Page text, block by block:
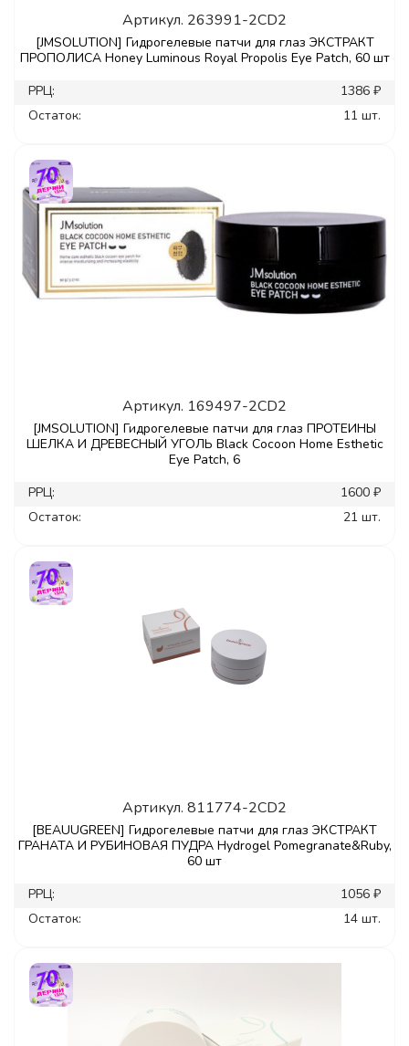
Артикул. 263991-2CD2
[JMSOLUTION] Гидрогелевые патчи для глаз ЭКСТРАКТ
ПРОПОЛИСА Honey Luminous Royal Propolis Eye Patch, 60 шт
РРЦ:
1386 ₽
Остаток:
11 шт.
Артикул. 169497-2CD2
[JMSOLUTION] Гидрогелевые патчи для глаз ПРОТЕИНЫ
ШЕЛКА И ДРЕВЕСНЫЙ УГОЛЬ Black Cocoon Home Esthetic
Eye Patch, 6
РРЦ:
1600 ₽
Остаток:
21 шт.
Артикул. 811774-2CD2
[BEAUUGREEN] Гидрогелевые патчи для глаз ЭКСТРАКТ
ГРАНАТА И РУБИНОВАЯ ПУДРА Hydrogel Pomegranate&Ruby,
60 шт
РРЦ:
1056 ₽
Остаток:
14 шт.